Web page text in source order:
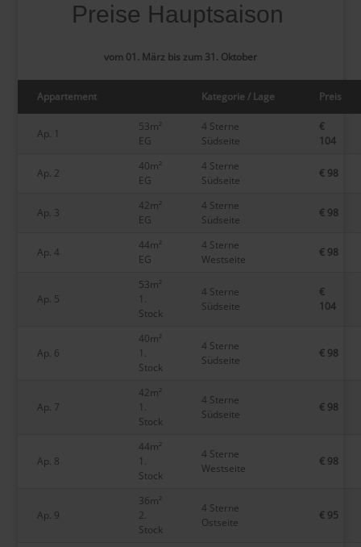
Preise Hauptsaison
vom 01. März bis zum 31. Oktober
Appartement Kategorie / Lage Preis
Ap. 1
53m²
EG
4 Sterne
Südseite
€
104
Ap. 2
40m²
EG
4 Sterne
Südseite
€ 98
Ap. 3
42m²
EG
4 Sterne
Südseite
€ 98
Ap. 4
44m²
EG
4 Sterne
Westseite
€ 98
Ap. 5
53m²
1.
Stock
4 Sterne
Südseite
€
104
Ap. 6
40m²
1.
Stock
4 Sterne
Südseite
€ 98
Ap. 7
42m²
1.
Stock
4 Sterne
Südseite
€ 98
Ap. 8
44m²
1.
Stock
4 Sterne
Westseite
€ 98
Ap. 9
36m²
2.
Stock
4 Sterne
Ostseite
€ 95